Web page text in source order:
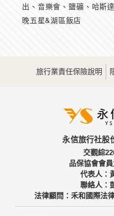
出、音樂會、鹽礦、哈斯
晚五星&湖區飯店
旅行業責任保險說明
永信旅行社股
交觀綜
品保協會會
代表人：
聯絡人：
法律顧問：禾和國際法